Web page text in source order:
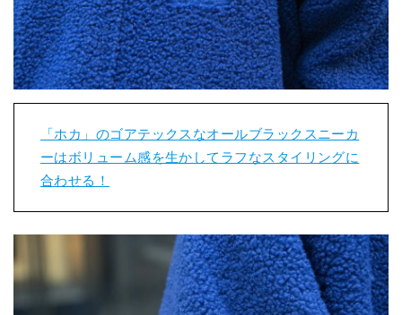
「ホカ」のゴアテックスなオールブラックスニーカ
ーはボリューム感を生かしてラフなスタイリングに
合わせる！